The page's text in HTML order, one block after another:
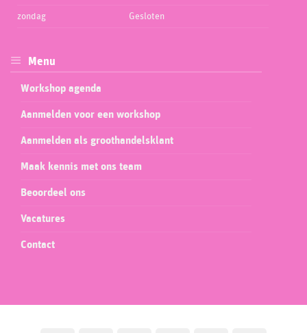
zondag Gesloten
Menu
Workshop agenda
Aanmelden voor een workshop
Aanmelden als groothandelsklant
Maak kennis met ons team
Beoordeel ons
Vacatures
Contact